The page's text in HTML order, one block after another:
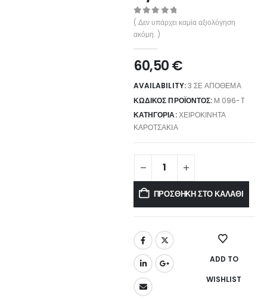
0out of 5
( Δεν υπάρχει καμία αξιολόγηση
ακόμη. )
60,50€
AVAILABILITY:3 ΣΕ ΑΠΌΘΕΜΑ
ΚΩΔΙΚΌΣ ΠΡΟΪΌΝΤΟΣ: M 096-T
ΚΑΤΗΓΟΡΊΑ:ΧΕΙΡΟΚΊΝΗΤΑ
ΚΑΡΟΤΣΆΚΙΑ
ΠΡΟΣΘΉΚΗ ΣΤΟ ΚΑΛΆΘΙ
ADD TO
WISHLIST